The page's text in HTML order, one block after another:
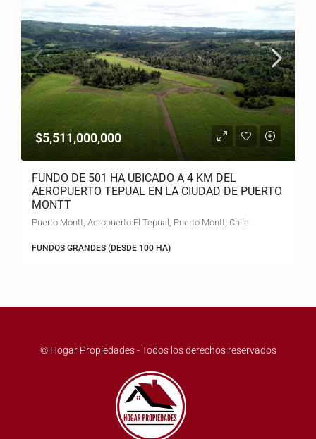
$5,511,000,000
FUNDO DE 501 HA UBICADO A 4 KM DEL
AEROPUERTO TEPUAL EN LA CIUDAD DE PUERTO
MONTT
Puerto Montt, Aeropuerto El Tepual, Puerto Montt, Chile
FUNDOS GRANDES (DESDE 100 HA)
© Hogar Propiedades - Todos los derechos reservados